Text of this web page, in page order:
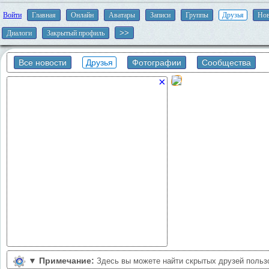
Войти Главная Онлайн Аватары Записи Группы Друзья
Диалоги Закрытый профиль
Все новости Друзья Фотографии Сообщества
×
▼ Примечание: Здесь вы можете найти скрытых друзей